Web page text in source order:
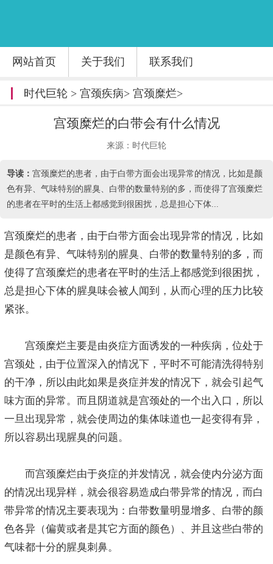
网站首页 关于我们 联系我们
时代巨轮 > 宫颈疾病> 宫颈糜烂>
宫颈糜烂的白带会有什么情况
来源：时代巨轮
导读： 宫颈糜烂的患者，由于白带方面会出现异常的情况，比如是颜
色有异、气味特别的腥臭、白带的数量特别的多，而使得了宫颈糜烂
的患者在平时的生活上都感觉到很困扰，总是担心下体...
宫颈糜烂的患者，由于白带方面会出现异常的情况，比如
是颜色有异、气味特别的腥臭、白带的数量特别的多，而
使得了宫颈糜烂的患者在平时的生活上都感觉到很困扰，
总是担心下体的腥臭味会被人闻到，从而心理的压力比较
紧张。
宫颈糜烂主要是由炎症方面诱发的一种疾病，位处于
宫颈处，由于位置深入的情况下，平时不可能清洗得特别
的干净，所以由此如果是炎症并发的情况下，就会引起气
味方面的异常。而且阴道就是宫颈处的一个出入口，所以
一旦出现异常，就会使周边的集体味道也一起变得有异，
所以容易出现腥臭的问题。
而宫颈糜烂由于炎症的并发情况，就会使内分泌方面
的情况出现异样，就会很容易造成白带异常的情况，而白
带异常的情况主要表现为：白带数量明显增多、白带的颜
色各异（偏黄或者是其它方面的颜色）、并且这些白带的
气味都十分的腥臭刺鼻。